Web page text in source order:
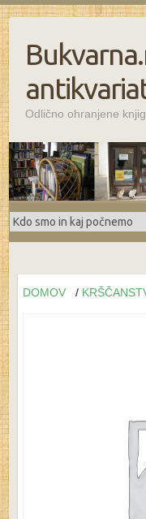
Odlično ohranjene
DOMOV /